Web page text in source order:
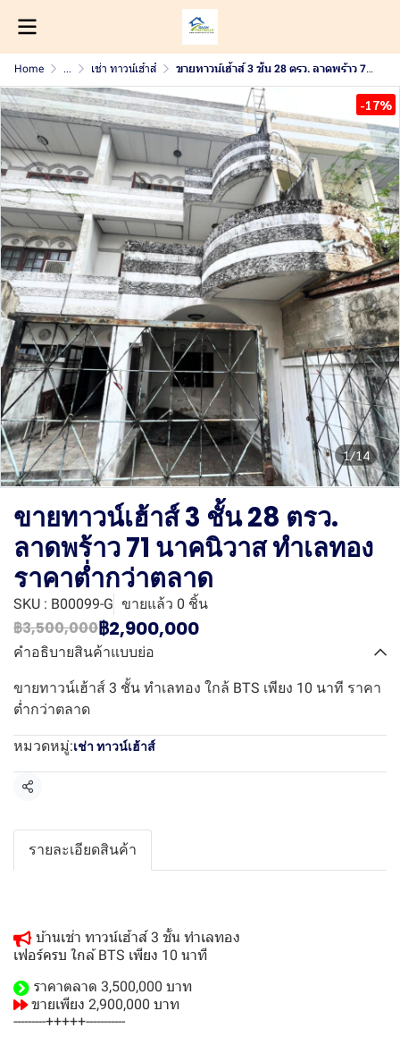
Home ... เช่า ทาวน์เฮ้าส์ ขายทาวน์เฮ้าส์ 3 ชั้น 28 ตรว. ลาดพร้าว 71 นาคนิวาส ทำเลทอง ราคาต่ำกว่าตลาด
1/14
-17%
ขายทาวน์เฮ้าส์ 3 ชั้น 28 ตรว.
ลาดพร้าว 71 นาคนิวาส ทำเลทอง
ราคาต่ำกว่าตลาด
SKU : B00099-G ขายแล้ว 0 ชิ้น
฿3,500,000฿2,900,000
คำอธิบายสินค้าแบบย่อ
ขายทาวน์เฮ้าส์ 3 ชั้น ทำเลทอง ใกล้ BTS เพียง 10 นาที ราคา
ต่ำกว่าตลาด
หมวดหมู่:เช่า ทาวน์เฮ้าส์
แชร์
รายละเอียดสินค้า
บ้านเช่า ทาวน์เฮ้าส์ 3 ชั้น ทำเลทอง
เฟอร์ครบ ใกล้ BTS เพียง 10 นาที
ราคาตลาด 3,500,000 บาท
ขายเพียง 2,900,000 บาท
---------+++++-----------